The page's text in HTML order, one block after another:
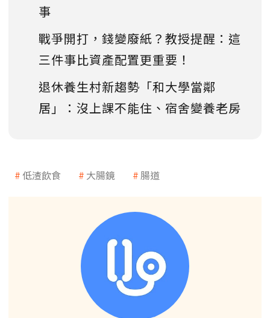
事
戰爭開打，錢變廢紙？教授提醒：這
三件事比資產配置更重要！
退休養生村新趨勢「和大學當鄰
居」：沒上課不能住、宿舍變養老房
低渣飲食 大腸鏡 腸道